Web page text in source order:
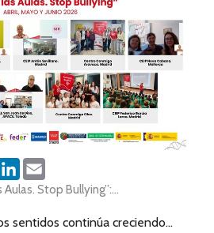
LinkedIn
Stop Bullying”:...
sentidos continúa creciendo...